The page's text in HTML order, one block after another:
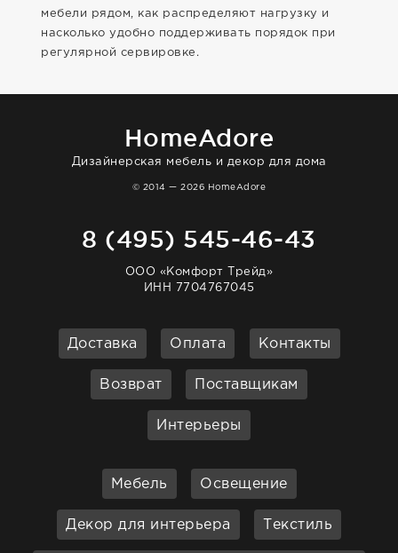
мебели рядом, как распределяют нагрузку и
насколько удобно поддерживать порядок при
регулярной сервировке.
HomeAdore
Дизайнерская мебель и декор для дома
© 2014 — 2026 HomeAdore
8 (495) 545-46-43
ООО «Комфорт Трейд»
ИНН 7704767045
Доставка Оплата Контакты
Возврат Поставщикам
Интерьеры
Мебель Освещение
Декор для интерьера Текстиль